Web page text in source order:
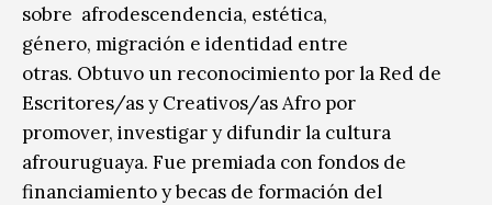
sobre afrodescendencia, estética,
género, migración e identidad entre
otras. Obtuvo un reconocimiento por la Red de
Escritores/as y Creativos/as Afro por
promover, investigar y difundir la cultura
afrouruguaya. Fue premiada con fondos de
financiamiento y becas de formación del